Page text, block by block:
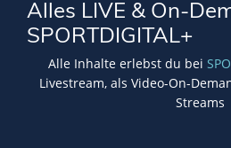
Alles LIVE & On-
SPORTDIGITAL+
Alle Inhalte erlebst du bei
Livestream, als Video-On-
Streams